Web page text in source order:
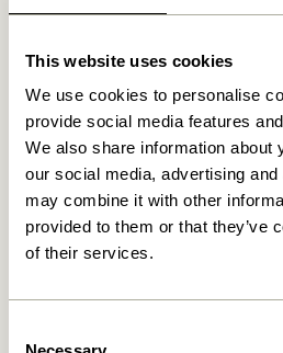
This website uses cookies
We use cookies to personalise
provide social media features
We also share information about
our social media, advertising
may combine it with other
provided to them or that they’ve
of their services.
Produits similaires